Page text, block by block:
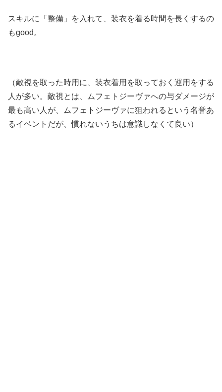
スキルに「整備」を入れて、装衣を着る時間を長くするの
もgood。
（敵視を取った時用に、装衣着用を取っておく運用をする
人が多い。敵視とは、ムフェトジーヴァへの与ダメージが
最も高い人が、ムフェトジーヴァに狙われるという名誉あ
るイベントだが、慣れないうちは意識しなくて良い）